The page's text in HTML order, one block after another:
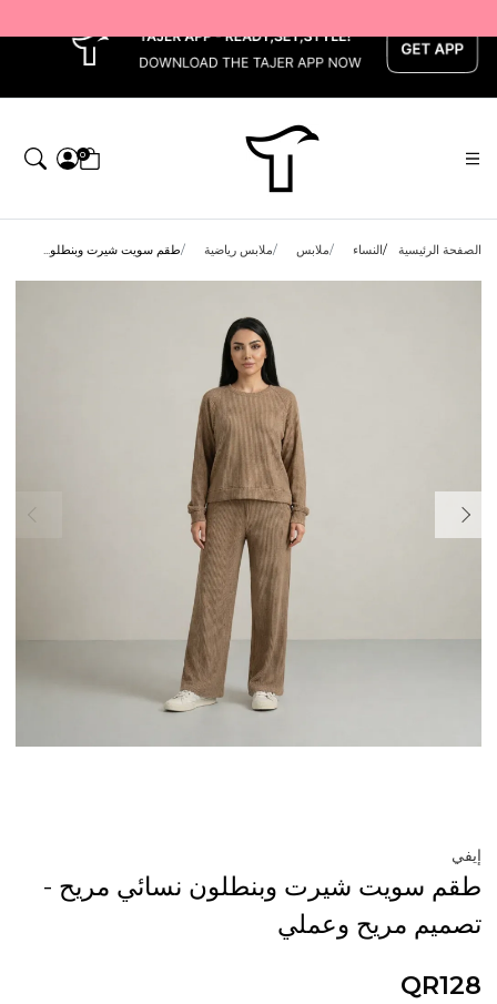
0
الصفحة الرئيسية النساء ملابس ملابس رياضية طقم سويت شيرت وبنطلو...
إيفي
طقم سويت شيرت وبنطلون نسائي مريح -
تصميم مريح وعملي
QR128